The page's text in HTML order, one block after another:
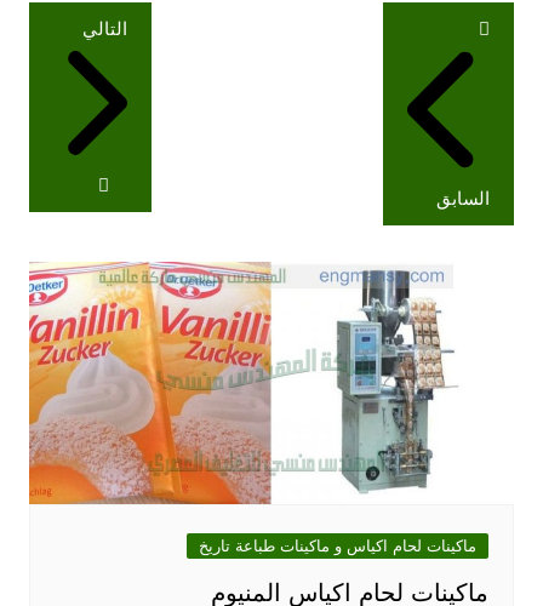
تصفّح
المقالات
السابق
التالي
ماكينات لحام اكياس و ماكينات طباعة تاريخ
ماكينات لحام اكياس المنيوم